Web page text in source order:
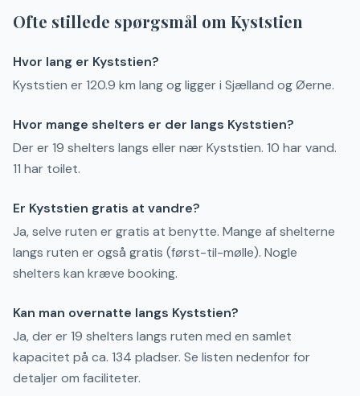
Ofte stillede spørgsmål om Kyststien
Hvor lang er Kyststien?
Kyststien er 120.9 km lang og ligger i Sjælland og Øerne.
Hvor mange shelters er der langs Kyststien?
Der er 19 shelters langs eller nær Kyststien. 10 har vand.
11 har toilet.
Er Kyststien gratis at vandre?
Ja, selve ruten er gratis at benytte. Mange af shelterne
langs ruten er også gratis (først-til-mølle). Nogle
shelters kan kræve booking.
Kan man overnatte langs Kyststien?
Ja, der er 19 shelters langs ruten med en samlet
kapacitet på ca. 134 pladser. Se listen nedenfor for
detaljer om faciliteter.